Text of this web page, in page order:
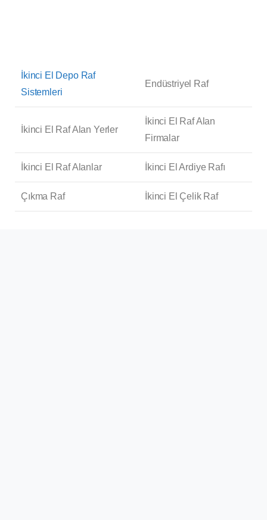
İkinci El Depo Raf
Sistemleri
Endüstriyel Raf
İkinci El Raf Alan Yerler
İkinci El Raf Alan
Firmalar
İkinci El Raf Alanlar İkinci El Ardiye Rafı
Çıkma Raf İkinci El Çelik Raf